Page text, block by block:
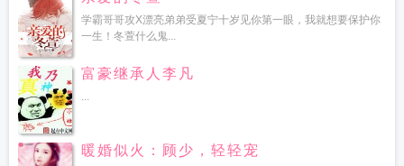
学霸哥哥攻X漂亮弟弟受夏宁十岁见你第一眼，我就想要保护你
一生！冬萱什么鬼...
富豪继承人李凡
...
暖婚似火：顾少，轻轻宠